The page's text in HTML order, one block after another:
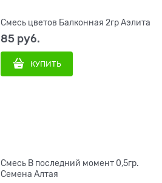
Смесь цветов Балконная 2гр Аэлита
85 руб.
КУПИТЬ
Смесь В последний момент 0,5гр.
Семена Алтая